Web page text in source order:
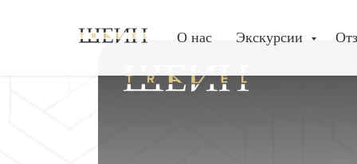
О нас Экскурсии